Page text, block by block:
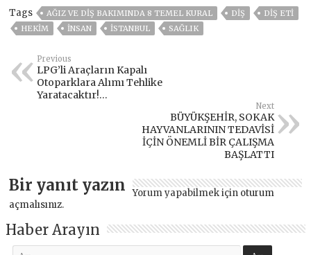
Tags AĞIZ VE DİŞ BAKIMINDA 8 TEMEL KURAL DIŞ
DIŞ ETI
HEKIM
İNSAN ISTANBUL SAĞLIK
Previous
LPG’li Araçların Kapalı
Otoparklara Alımı Tehlike
Yaratacaktır!…
Next
BÜYÜKŞEHİR, SOKAK
HAYVANLARININ TEDAVİSİ
İÇİN ÖNEMLİ BİR ÇALIŞMA
BAŞLATTI
Bir yanıt yazın Yorum yapabilmek için oturum
açmalısınız.
Haber Arayın